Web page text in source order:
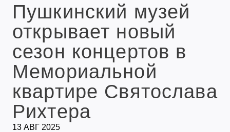
Пушкинский музей
открывает новый
сезон концертов в
Мемориальной
квартире Святослава
Рихтера
13 АВГ 2025